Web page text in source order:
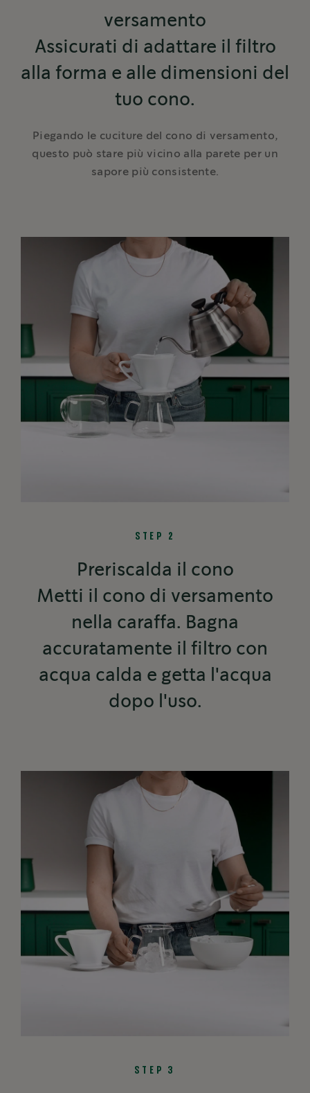
versamento
Assicurati di adattare il filtro
alla forma e alle dimensioni del
tuo cono.
Piegando le cuciture del cono di versamento,
questo può stare più vicino alla parete per un
sapore più consistente.
STEP 2
Preriscalda il cono
Metti il cono di versamento
nella caraffa. Bagna
accuratamente il filtro con
acqua calda e getta l'acqua
dopo l'uso.
STEP 3